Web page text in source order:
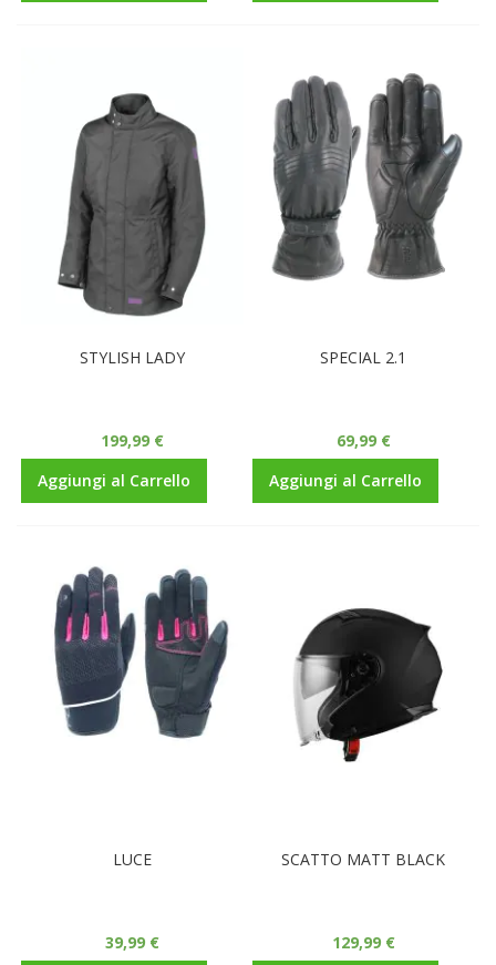
STYLISH LADY
199,99 €
Aggiungi al Carrello
SPECIAL 2.1
69,99 €
Aggiungi al Carrello
LUCE
39,99 €
SCATTO MATT BLACK
129,99 €